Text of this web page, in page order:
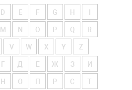
D E F G H
M N O P Q R
V W X Y Z
Г Д Е Ж З И
Н О П Р С Т